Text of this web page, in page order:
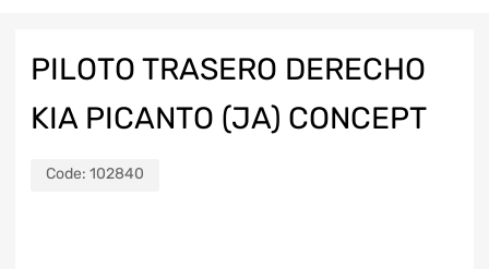
PILOTO TRASERO DERECHO
KIA PICANTO (JA) CONCEPT
Code: 102840